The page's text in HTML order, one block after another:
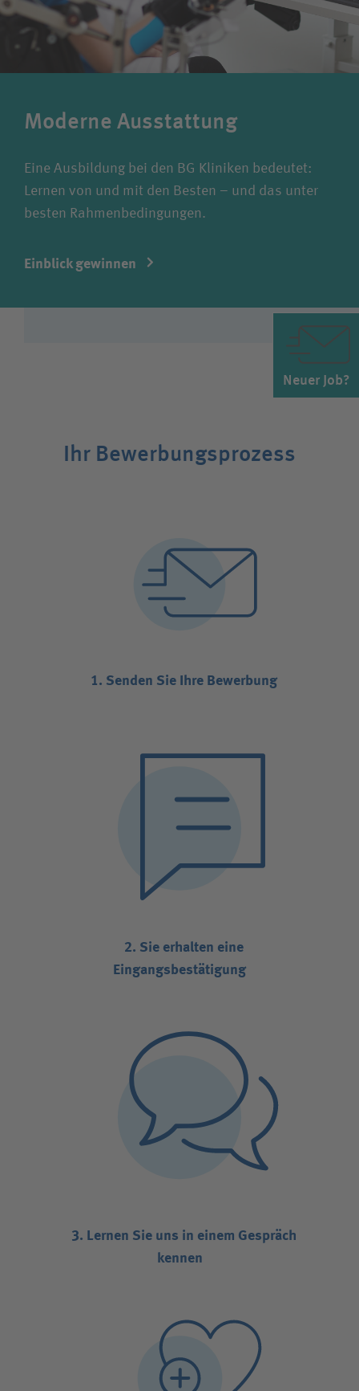
Moderne Ausstattung
Eine Ausbildung bei den BG Kliniken bedeutet:
Lernen von und mit den Besten – und das unter
besten Rahmenbedingungen.
Einblick gewinnen
Ihr Bewerbungsprozess
1. Senden Sie Ihre Bewerbung
2. Sie erhalten eine
Eingangsbestätigung
3. Lernen Sie uns in einem Gespräch
kennen
Neuer Job?